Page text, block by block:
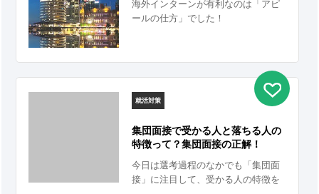
海外インターンが有利なのは「アピ
ールの仕方」でした！
就活対策
集団面接で受かる人と落ちる人の
特徴って？集団面接の正解！
今日は選考過程のなかでも「集団面
接」に注目して、受かる人の特徴を